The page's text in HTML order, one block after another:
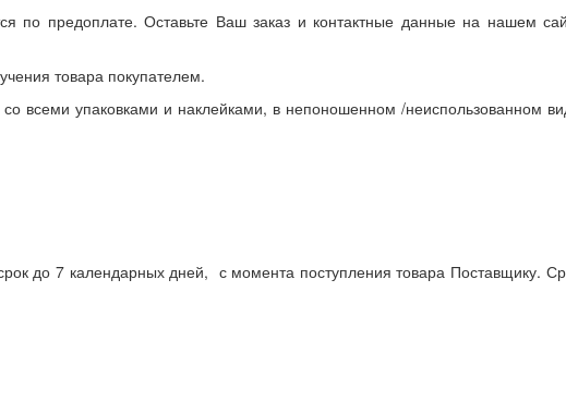
по предоплате. Оставьте Ваш заказ и контактные данные на нашем
товара покупателем.
всеми упаковками и наклейками, в непоношенном /неиспользованном
до 7 календарных дней, с момента поступления товара Поставщику.